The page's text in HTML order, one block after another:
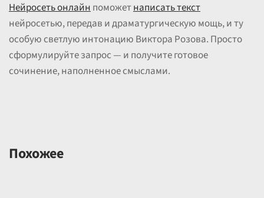
Нейросеть онлайнпоможетнаписать текст
нейросетью, передав и драматургическую мощь, и ту
особую светлую интонацию Виктора Розова. Просто
сформулируйте запрос — и получите готовое
сочинение, наполненное смыслами.
Похожее